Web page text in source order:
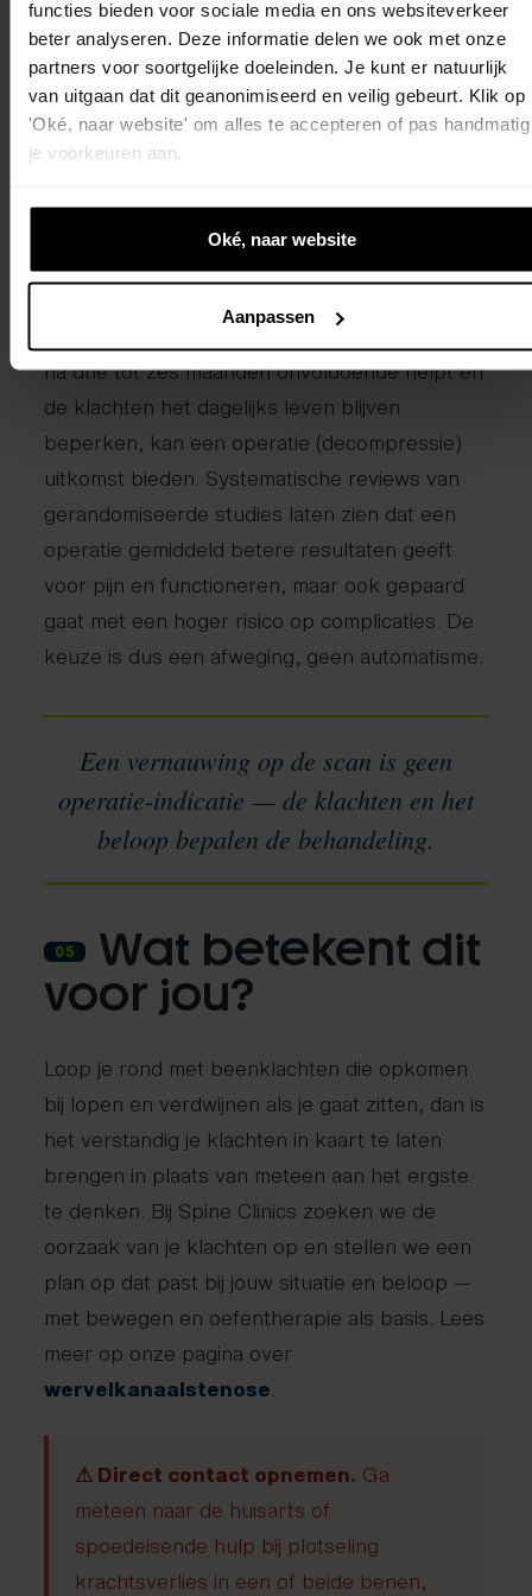
functies bieden voor sociale media en ons websiteverkeer
beter analyseren. Deze informatie delen we ook met onze
partners voor soortgelijke doeleinden. Je kunt er natuurlijk
van uitgaan dat dit geanonimiseerd en veilig gebeurt. Klik op
'Oké, naar website' om alles te accepteren of pas handmatig
je voorkeuren aan.
Oké, naar website
Aanpassen
gerichte oefentherapie en goede voorlichting.
Een gerandomiseerd onderzoek liet zien dat
begeleide fysiotherapie op de korte termijn tot
grotere verbeteringen leidde in symptomen,
loopafstand en dagelijkse activiteit dan zelf
op het vergroten van de loopafstand, het
versterken van romp- en beenspieren en
Wanneer stevige conservatieve behandeling
na drie tot zes maanden onvoldoende helpt en
de klachten het dagelijks leven blijven
beperken, kan een operatie (decompressie)
uitkomst bieden. Systematische reviews van
gerandomiseerde studies laten zien dat een
operatie gemiddeld betere resultaten geeft
voor pijn en functioneren, maar ook gepaard
gaat met een hoger risico op complicaties. De
keuze is dus een afweging, geen automatisme.
Een vernauwing op de scan is geen
operatie-indicatie — de klachten en het
beloop bepalen de behandeling.
05
Wat betekent dit
voor jou?
Loop je rond met beenklachten die opkomen
bij lopen en verdwijnen als je gaat zitten, dan is
het verstandig je klachten in kaart te laten
brengen in plaats van meteen aan het ergste
te denken. Bij Spine Clinics zoeken we de
oorzaak van je klachten op en stellen we een
plan op dat past bij jouw situatie en beloop —
met bewegen en oefentherapie als basis. Lees
meer op onze pagina over
wervelkanaalstenose.
⚠ Direct contact opnemen. Ga
meteen naar de huisarts of
spoedeisende hulp bij plotseling
krachtsverlies in een of beide benen,